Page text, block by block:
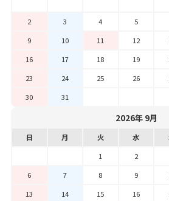
2
3 4 5
9
10 11 12
16
17 18 19
23
24 25 26
30
31
2026年 9月
日 月 火 水
1
2
6
7 8 9
13
14 15 16